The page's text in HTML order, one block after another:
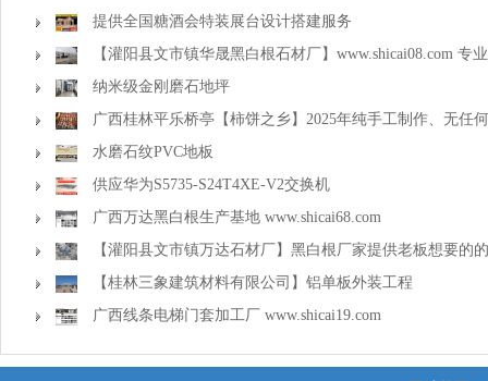
提供全国糖酒会特装展台设计搭建服务
【灌阳县文市镇华晟黑白根石材厂】www.shicai08.com 专
金镶玉等纳米级金刚磨石地坪
广西桂林平乐桥亭【柿饼之乡】2025年纯手工制作、无任
准备上市了，欢迎联系订购！
水磨石纹PVC地板
供应华为S5735-S24T4XE-V2交换机
广西万达黑白根生产基地 www.shicai68.com
【灌阳县文市镇万达石材厂】黑白根厂家提供老板想要的
【桂林三象建筑材料有限公司】铝单板外装工程
广西线条电梯门套加工厂 www.shicai19.com